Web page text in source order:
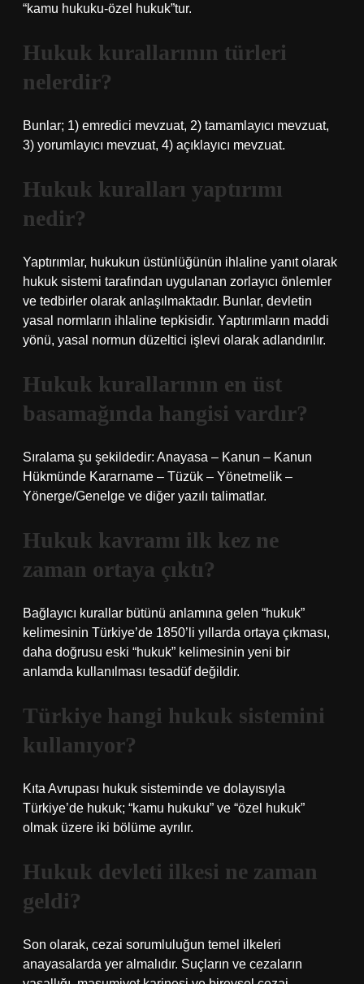
“kamu hukuku-özel hukuk”tur.
Hukuk kurallarının türleri
nelerdir?
Bunlar; 1) emredici mevzuat, 2) tamamlayıcı mevzuat,
3) yorumlayıcı mevzuat, 4) açıklayıcı mevzuat.
Hukuk kuralları yaptırımı
nedir?
Yaptırımlar, hukukun üstünlüğünün ihlaline yanıt olarak
hukuk sistemi tarafından uygulanan zorlayıcı önlemler
ve tedbirler olarak anlaşılmaktadır. Bunlar, devletin
yasal normların ihlaline tepkisidir. Yaptırımların maddi
yönü, yasal normun düzeltici işlevi olarak adlandırılır.
Hukuk kurallarının en üst
basamağında hangisi vardır?
Sıralama şu şekildedir: Anayasa – Kanun – Kanun
Hükmünde Kararname – Tüzük – Yönetmelik –
Yönerge/Genelge ve diğer yazılı talimatlar.
Hukuk kavramı ilk kez ne
zaman ortaya çıktı?
Bağlayıcı kurallar bütünü anlamına gelen “hukuk”
kelimesinin Türkiye’de 1850’li yıllarda ortaya çıkması,
daha doğrusu eski “hukuk” kelimesinin yeni bir
anlamda kullanılması tesadüf değildir.
Türkiye hangi hukuk sistemini
kullanıyor?
Kıta Avrupası hukuk sisteminde ve dolayısıyla
Türkiye’de hukuk; “kamu hukuku” ve “özel hukuk”
olmak üzere iki bölüme ayrılır.
Hukuk devleti ilkesi ne zaman
geldi?
Son olarak, cezai sorumluluğun temel ilkeleri
anayasalarda yer almalıdır. Suçların ve cezaların